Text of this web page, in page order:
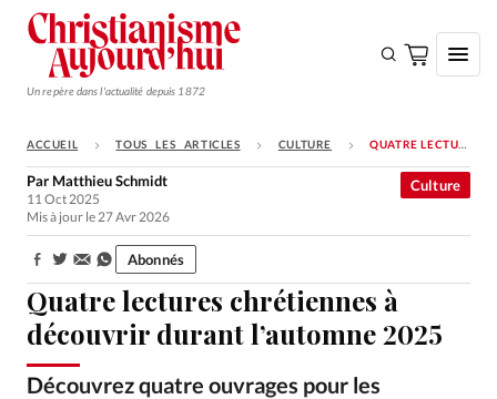
Un repère dans l'actualité depuis 1872
S'ABONNER
Monde
Opinions
Tous les articles
Faire un don
ACCUEIL TOUS LES ARTICLES CULTURE QUATRE LECTURES CHRÉTIENNES À DÉCOUVRIR DURANT L’AUTOMNE 2025
Quatre lectures chrétiennes à
découvrir durant l’automne 2025
Découvrez quatre ouvrages pour les
Culture
Par Matthieu Schmidt
11 Oct 2025
Mis à jour le 27 Avr 2026
Partager: Abonnés